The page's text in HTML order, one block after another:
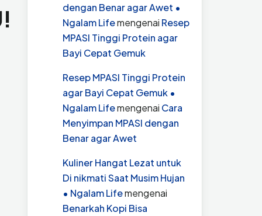
dengan Benar agar Awet •
Ngalam Lifemengenai Resep
MPASI Tinggi Protein agar
Bayi Cepat Gemuk
Resep MPASI Tinggi Protein
agar Bayi Cepat Gemuk •
Ngalam Lifemengenai Cara
Menyimpan MPASI dengan
Benar agar Awet
Kuliner Hangat Lezat untuk
Di nikmati Saat Musim Hujan
• Ngalam Lifemengenai
Benarkah Kopi Bisa